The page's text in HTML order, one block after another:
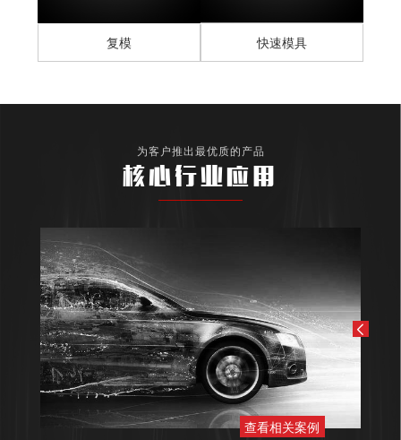
复模 快速模具
为客户推出最优质的产品
核心行业应用
查看相关案例